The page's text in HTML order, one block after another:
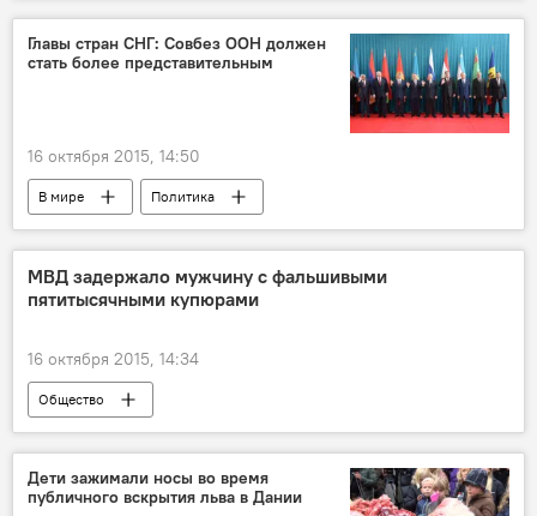
Главы стран СНГ: Совбез ООН должен
стать более представительным
16 октября 2015, 14:50
В мире Политика
МВД задержало мужчину с фальшивыми
пятитысячными купюрами
16 октября 2015, 14:34
Общество
Дети зажимали носы во время
публичного вскрытия льва в Дании